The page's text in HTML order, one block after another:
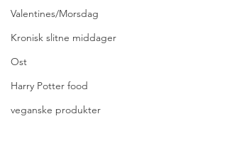
Valentines/Morsdag
Kronisk slitne middager
Ost
Harry Potter food
veganske produkter